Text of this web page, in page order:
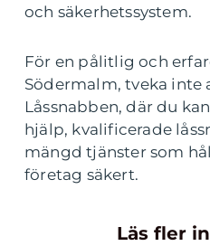
och säkerhetssystem.
För en pålitlig och
Södermalm, tveka inte
Låssnabben, där du
hjälp, kvalificerade
mängd tjänster som
företag säkert.
Läs fler